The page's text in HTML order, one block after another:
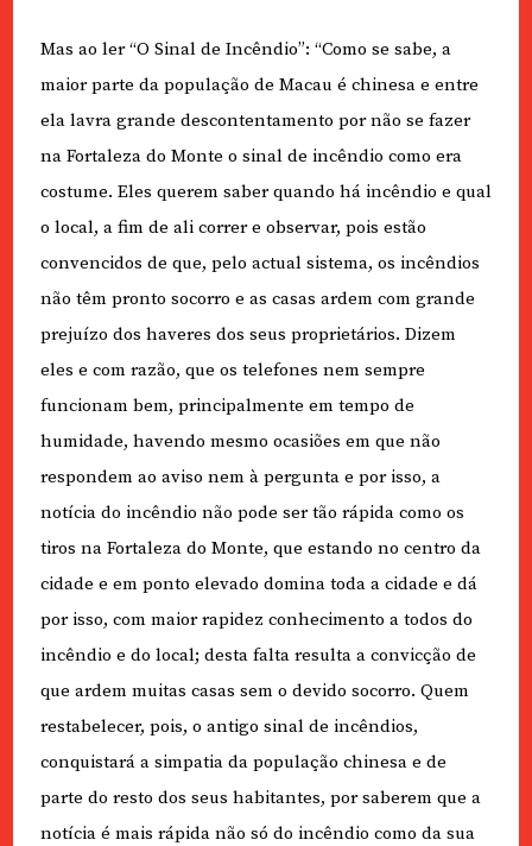
Mas ao ler “O Sinal de Incêndio”: “Como se sabe, a
maior parte da população de Macau é chinesa e entre
ela lavra grande descontentamento por não se fazer
na Fortaleza do Monte o sinal de incêndio como era
costume. Eles querem saber quando há incêndio e qual
o local, a fim de ali correr e observar, pois estão
convencidos de que, pelo actual sistema, os incêndios
não têm pronto socorro e as casas ardem com grande
prejuízo dos haveres dos seus proprietários. Dizem
eles e com razão, que os telefones nem sempre
funcionam bem, principalmente em tempo de
humidade, havendo mesmo ocasiões em que não
respondem ao aviso nem à pergunta e por isso, a
notícia do incêndio não pode ser tão rápida como os
tiros na Fortaleza do Monte, que estando no centro da
cidade e em ponto elevado domina toda a cidade e dá
por isso, com maior rapidez conhecimento a todos do
incêndio e do local; desta falta resulta a convicção de
que ardem muitas casas sem o devido socorro. Quem
restabelecer, pois, o antigo sinal de incêndios,
conquistará a simpatia da população chinesa e de
parte do resto dos seus habitantes, por saberem que a
notícia é mais rápida não só do incêndio como da sua